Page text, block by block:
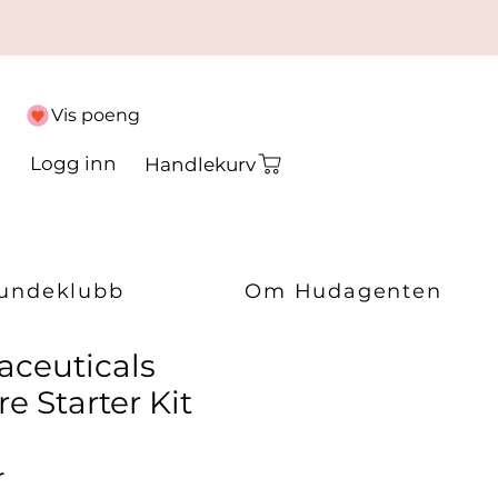
Vis poeng
Logg inn Handlekurv
Om Hudagenten
Starter Kit
Pris